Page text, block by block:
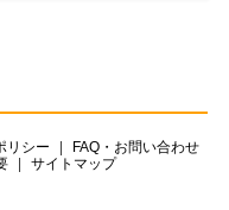
リシー
FAQ・お問い合わせ
サイトマップ